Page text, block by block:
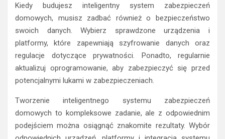
Kiedy budujesz inteligentny system zabezpieczeń
domowych, musisz zadbać również o bezpieczeństwo
swoich danych. Wybierz sprawdzone urządzenia i
platformy, które zapewniają szyfrowanie danych oraz
regulacje dotyczące prywatności. Ponadto, regularnie
aktualizuj oprogramowanie, aby zabezpieczyć się przed
potencjalnymi lukami w zabezpieczeniach.
Tworzenie inteligentnego systemu zabezpieczeń
domowych to kompleksowe zadanie, ale z odpowiednim
podejściem można osiągnąć znakomite rezultaty. Wybór